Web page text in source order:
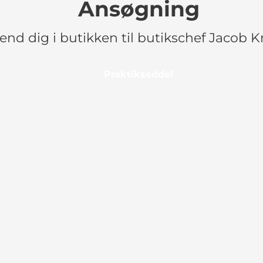
Ansøgning
dig i butikken til butikschef Jacob